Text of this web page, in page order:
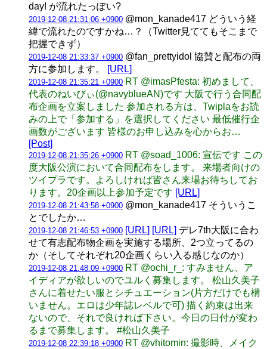
day! が流れたっぽい?
2019-12-08 21:31:06 +0900 @mon_kanade417 どういう経
緯で流れたのですかね…？（Twitter見ててもそこまで
把握できず）
2019-12-08 21:33:37 +0900 @fan_prettyidol 協賛と配布の両
方に参加します。
[URL]
2019-12-08 21:35:21 +0900 RT @imasPfesta: 初めまして、
代表のねいびぃ(@navyblueAN)です 大阪で行う合同配
布企画を立案しました 参加される方は、Twiplaをお読
みの上で「参加する」を選択してください 最低催行企
画数がございます 皆様のお申し込みを心からお…
[Post]
2019-12-08 21:35:26 +0900 RT @soad_1006: 宣伝です この
度大阪公演において合同配布をします。 来場者向けの
ツイプラです。よろしければ皆さん来場お待ちしてお
ります。20企画以上参加予定です [URL]
2019-12-08 21:43:58 +0900 @mon_kanade417 そういうこ
とでしたか…
2019-12-08 21:46:53 +0900 [URL] [URL] デレ7th大阪に合わ
せて有志配布物企画を実施する場所、2つ立ってるの
か（そしてそれぞれ20企画くらい入る感じなのか）
2019-12-08 21:48:09 +0900 RT @ochi_r_: すみません、ア
イディアが欲しいのでユルく募集します。 松山久美子
さんに着せたい服とシチュエーション(片方だけでも構
いません。エロは少年誌レベルで可) 描く約束は出来
ないので、それで良ければ下さい。今日の日付が変わ
るまで募集します。 #松山久美子
2019-12-08 22:39:18 +0900 RT @vhitomin: 撮影時、メイク